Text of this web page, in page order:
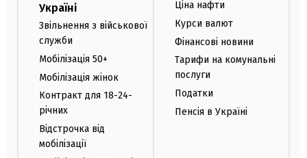
Україні
Звільнення з військової
служби
Мобілізація 50+
Мобілізація жінок
Контракт для 18-24-
річних
Відстрочка від
мобілізації
Ціна нафти
Курси валют
Фінансові новини
Тарифи на комунальні
послуги
Податки
Пенсія в Україні